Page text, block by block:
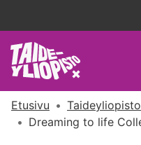
Etusivu Taideyliopisto